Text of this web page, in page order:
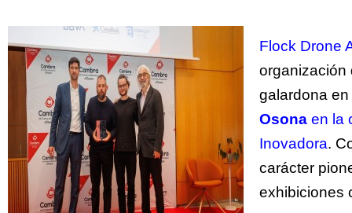
Flock Drone
organización
galardona
Osona en la
Inovadora.
carácter
exhibiciones